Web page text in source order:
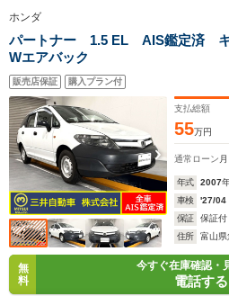
ホンダ
パートナー 1.5 EL AIS鑑定済
Wエアバック
販売店保証 購入プラン付
支払総額
55万円
通常ローン
年式 2007
車検
'27/04
保証
保証付
住所
富山県
無
料
今すぐ在庫確認・
電話する